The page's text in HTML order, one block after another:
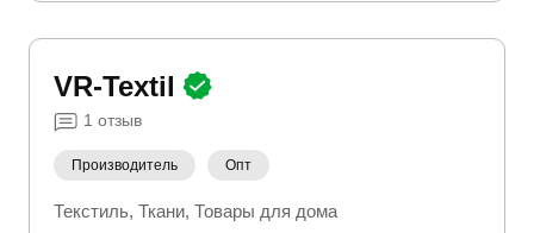
VR-Textil
1 отзыв
Производитель Опт
Текстиль Ткани Товары для дома